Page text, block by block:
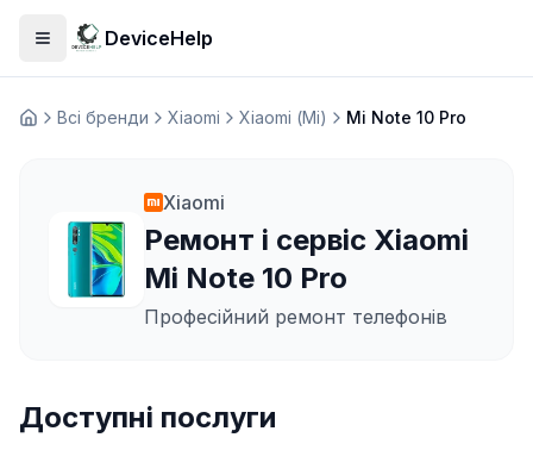
Відкрити меню
DeviceHelp
ДомашняВсі бренди Xiaomi Xiaomi (Mi) Mi Note 10 Pro
Xiaomi
Ремонт і сервіс Xiaomi
Mi Note 10 Pro
Професійний ремонт телефонів
Доступні послуги